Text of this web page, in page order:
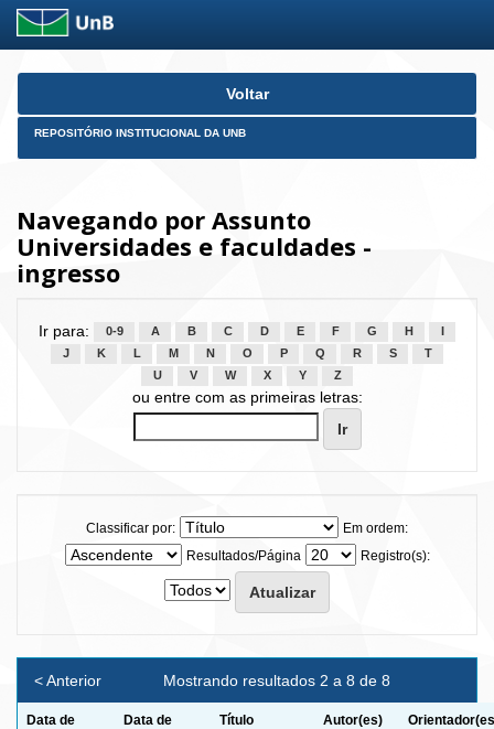
Skip
Voltar
REPOSITÓRIO INSTITUCIONAL DA UNB
Navegando por Assunto
Universidades e faculdades -
ingresso
Ir para: 0-9 A B C D E F G H
J
K L M N O P Q R S
T
U
V W X Y Z
ou entre com as primeiras letras:
Classificar por:
Em ordem:
Resultados/Página
Registro(s):
Mostrando resultados 2 a 8 de 8
< Anterior
Data de
Data de
Título Autor(es)